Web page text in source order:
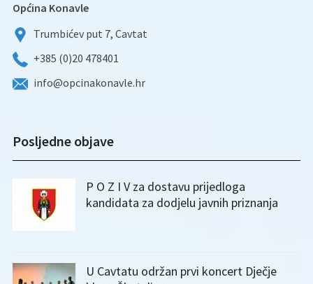
Općina Konavle
Trumbićev put 7, Cavtat
+385 (0)20 478401
info@opcinakonavle.hr
Posljedne objave
P O Z I V za dostavu prijedloga
kandidata za dodjelu javnih priznanja
U Cavtatu održan prvi koncert Dječje